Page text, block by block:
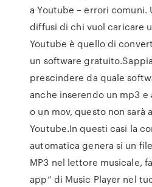
a Youtube – errori
diffusi di chi vuol caricare
Youtube è quello di
un software
prescindere da quale
anche inserendo un mp3
o un mov, questo non sarà
Youtube.In questi casi la
automatica genera si un
MP3 nel lettore musicale,
app” di Music Player nel